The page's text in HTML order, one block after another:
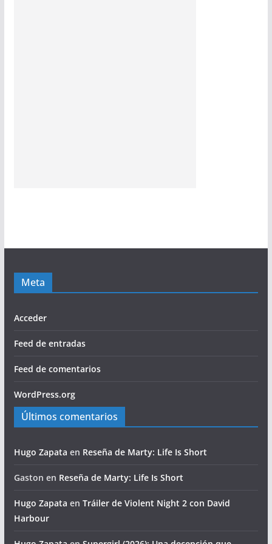
Meta
Acceder
Feed de entradas
Feed de comentarios
WordPress.org
Últimos comentarios
Hugo Zapata en Reseña de Marty: Life Is Short
Gaston en Reseña de Marty: Life Is Short
Hugo Zapata en Tráiler de Violent Night 2 con David
Harbour